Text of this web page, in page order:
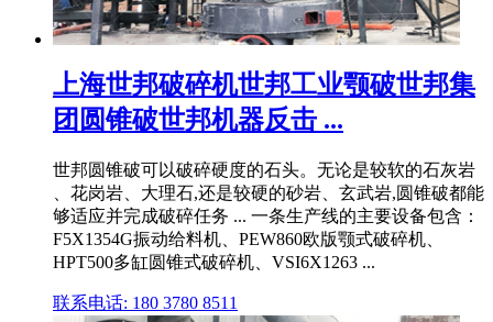
上海世邦破碎机世邦工业颚破世邦集
团圆锥破世邦机器反击 ...
世邦圆锥破可以破碎硬度的石头。无论是较软的石灰岩
、花岗岩、大理石,还是较硬的砂岩、玄武岩,圆锥破都能
够适应并完成破碎任务 ... 一条生产线的主要设备包含：
F5X1354G振动给料机、PEW860欧版颚式破碎机、
HPT500多缸圆锥式破碎机、VSI6X1263 ...
联系电话: 180 3780 8511